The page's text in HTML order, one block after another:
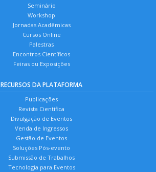
Seminário
Workshop
Jornadas Acadêmicas
Cursos Online
Palestras
Encontros Científicos
Feiras ou Exposições
RECURSOS DA PLATAFORMA
Publicações
Revista Científica
Divulgação de Eventos
Venda de Ingressos
Gestão de Eventos
Soluções Pós-evento
Submissão de Trabalhos
Tecnologia para Eventos